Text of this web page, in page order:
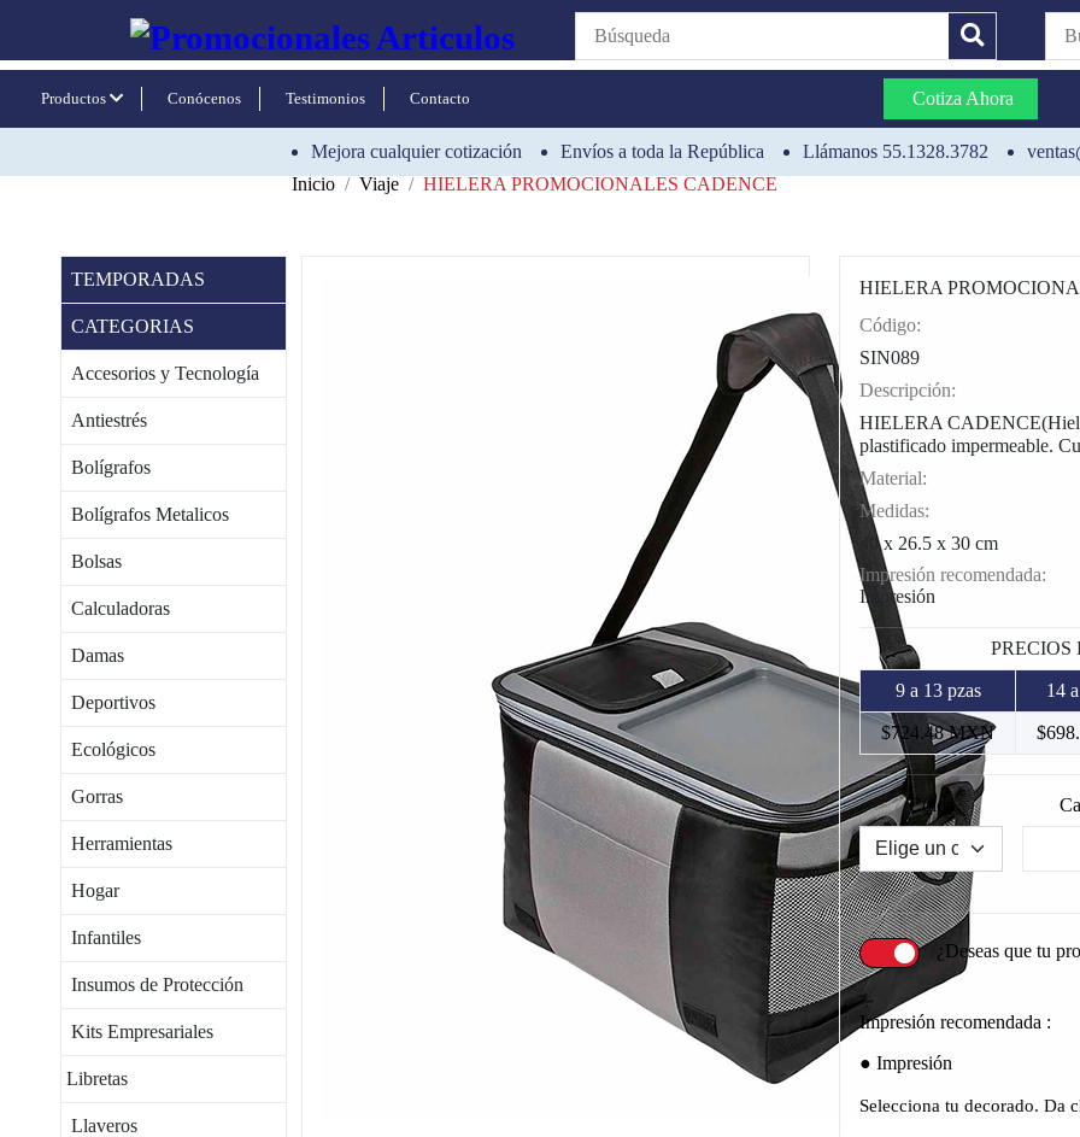
Productos Conócenos Testimonios Contacto Cotiza Ahora
Mejora cualquier cotización Envíos a toda la República Llámanos 55.1328.3782
Inicio
Viaje HIELERA PROMOCIONALES CADENCE
TEMPORADAS
CATEGORIAS
Accesorios y Tecnología
Antiestrés
Bolígrafos
Bolígrafos Metalicos
Bolsas
Calculadoras
Damas
Deportivos
Ecológicos
Gorras
Herramientas
Hogar
Infantiles
Insumos de Protección
Kits Empresariales
Libretas
Llaveros
HIELERA
Código:
SIN089
Descripción:
HIELERA
plastificado impermeable.
Material:
Medidas:
40 x 26.5 x 30 cm
Impresión recomendada:
Impresión
PRECIOS
9 a 13 pzas 14
$724.48 MXN
Color
¿Deseas que tu
Impresión recomendada :
Impresión
Selecciona tu decorado. Da